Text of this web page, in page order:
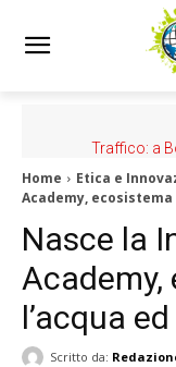
Traffico: a
Home Etica e
Academy,
Nasce la
Academy,
l’acqua
Scritto da: